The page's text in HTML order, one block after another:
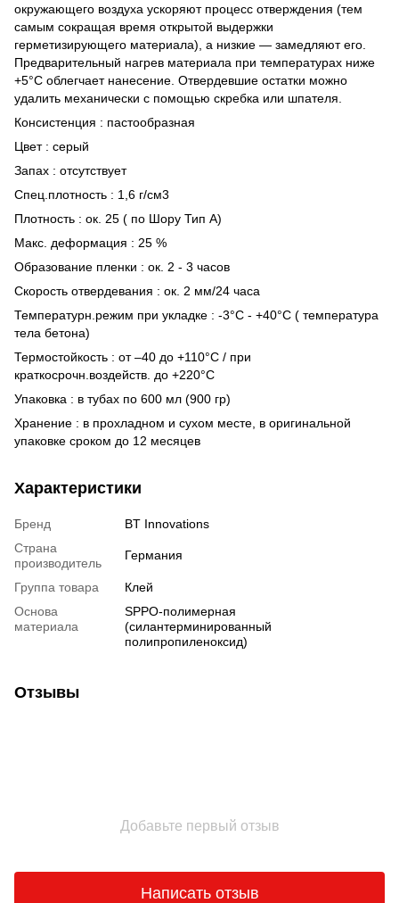
окружающего воздуха ускоряют процесс отверждения (тем
самым сокращая время открытой выдержки
герметизирующего материала), а низкие — замедляют его.
Предварительный нагрев материала при температурах ниже
+5°C облегчает нанесение. Отвердевшие остатки можно
удалить механически с помощью скребка или шпателя.
Консистенция : пастообразная
Цвет : серый
Запах : отсутствует
Спец.плотность : 1,6 г/см3
Плотность : ок. 25 ( по Шору Тип А)
Макс. деформация : 25 %
Образование пленки : ок. 2 - 3 часов
Скорость отвердевания : ок. 2 мм/24 часа
Температурн.режим при укладке : -3°C - +40°C ( температура
тела бетона)
Термостойкость : от –40 до +110°C / при
краткосрочн.воздейств. до +220°C
Упаковка : в тубах по 600 мл (900 гр)
Хранение : в прохладном и сухом месте, в оригинальной
упаковке сроком до 12 месяцев
Характеристики
Бренд
BT Innovations
Страна
производитель
Германия
Группа товара
Клей
Основа
материала
SPPO-полимерная
(силантерминированный
полипропиленоксид)
Отзывы
Добавьте первый отзыв
Написать отзыв